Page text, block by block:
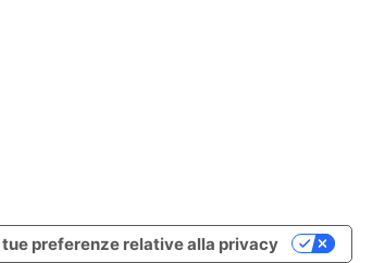
tue preferenze relative alla privacy